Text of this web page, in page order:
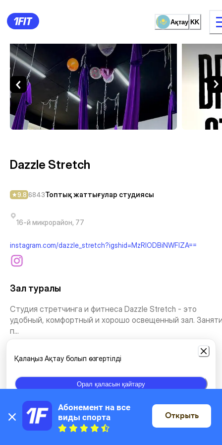
Ақтау KK
жаттығу түрі Әйелдерге арналған
Dazzle Stretch — Топтық
Dazzle Stretch
9.8 6843Топтық жаттығулар студиясы
16-й микрорайон, 77
instagram.com/dazzle_stretch?igshid=MzRlODBiNWFlZA==
Зал туралы
Студия стретчинга и фитнеса Dazzle Stretch - это
удобный, комфортный и хорошо освещенный зал.
п...
Тағыда көру
Жаттығу түрлері
Йога Шығыс тәжірибелері Стретчинг және Пилатес
Картада
Қалаңыз Ақтау болып өзгертілді
Орал қаласын қайтару
Абонемент на все
виды спорта
Открыть